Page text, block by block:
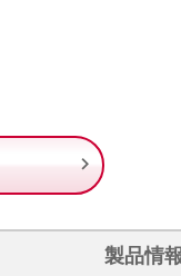

製品情